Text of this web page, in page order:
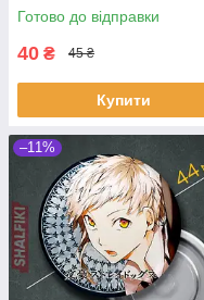
Готово до відправки
40 ₴ 45 ₴
Купити
–11%